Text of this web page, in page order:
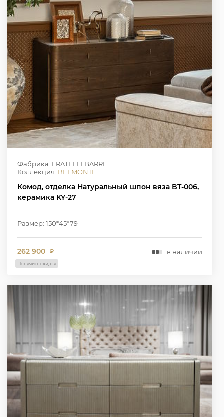
Фабрика: FRATELLI BARRI
Коллекция: BELMONTE
Комод, отделка Натуральный шпон вяза BT-006,
керамика KY-27
Размер: 150*45*79
262 900 ₽ в наличии
Получить скидку